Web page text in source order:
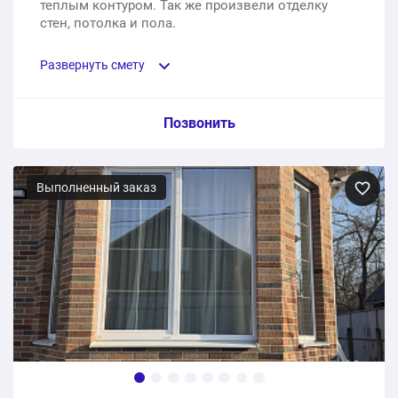
теплым контуром. Так же произвели отделку
стен, потолка и пола.
Развернуть смету
Пункт сметы / Ед. изм. / Цена
Пластиковые панорамные теплые окна для балкона
1 шт.
Отделка полы, стены, потолки
1 шт.
Общая стоимость: 176499 ₽
Позвонить
Выполненный заказ